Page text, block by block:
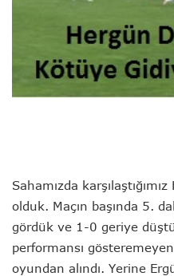
Sahamızda
olduk. Maçın başında 5.
gördük ve 1-0 geriye
performansı
oyundan alındı. Yerine